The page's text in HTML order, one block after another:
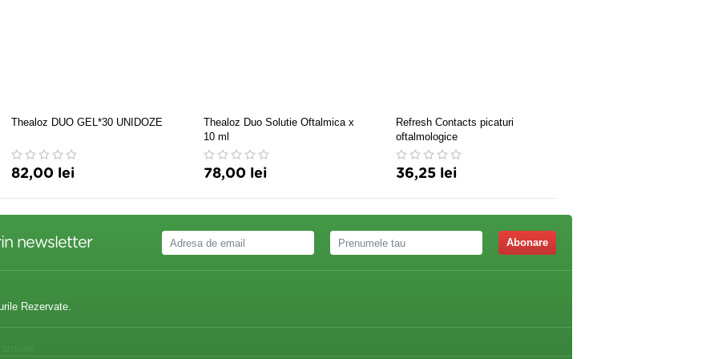
Thealoz DUO GEL*30 UNIDOZE
82,00 lei
Thealoz Duo Solutie Oftalmica x
10 ml
78,00 lei
Refresh Contacts picaturi
oftalmologice
36,25 lei
newsletter Abonare
Rezervate.